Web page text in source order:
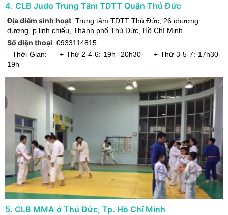
4. CLB Judo Trung Tâm TDTT Quận Thủ Đức
Địa điểm sinh hoạt: Trung tâm TDTT Thủ Đức, 26 chương
dương, p.linh chiểu Thành phố Thủ Đức Hồ Chí Minh
Số điện thoại: 0933114815
- Thời Gian: + Thứ 2-4-6: 19h -20h30 + Thứ 3-5-7: 17h30-
19h
5. CLB MMA ở Thủ Đức, Tp. Hồ Chí Minh